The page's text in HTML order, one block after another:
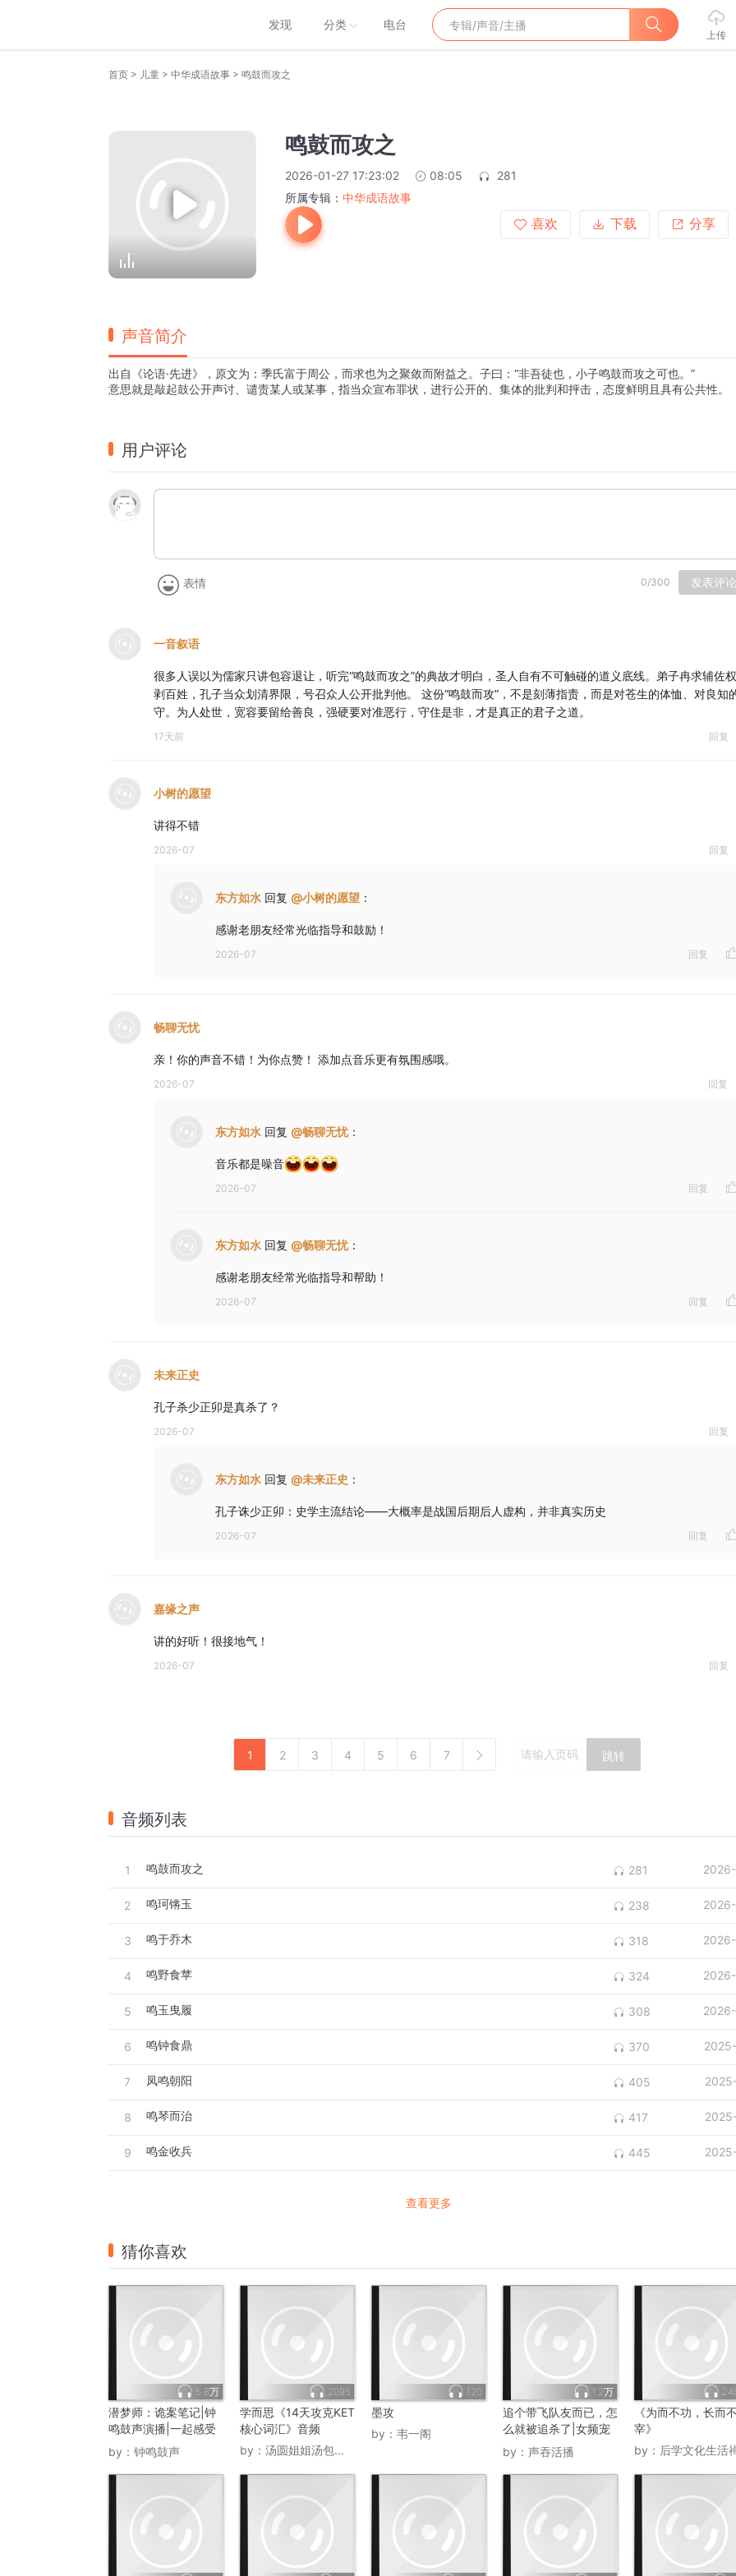
发现 分类 电台
上传
首页 > 儿童 > 中华成语故事 > 鸣鼓而攻之
鸣鼓而攻之
2026-01-27 17:23:02 08:05
281
所属专辑： 中华成语故事
喜欢
下载 分享
声音简介
出自《论语·先进》，原文为：季氏富于周公，而求也为之聚敛而附益之。子曰：“非吾徒也，小子鸣鼓而攻之可也。”
意思就是敲起鼓公开声讨、谴责某人或某事，指当众宣布罪状，进行公开的、集体的批判和抨击，态度鲜明且具有公共性。
用户评论
表情 0/300 发表评论
一音叙语
很多人误以为儒家只讲包容退让，听完“鸣鼓而攻之”的典故才明白，圣人自有不可触碰的道义底线。弟子冉求辅佐
剥百姓，孔子当众划清界限，号召众人公开批判他。 这份“鸣鼓而攻”，不是刻薄指责，而是对苍生的体恤、对良知
守。为人处世，宽容要留给善良，强硬要对准恶行，守住是非，才是真正的君子之道。
17天前 回复
小树的愿望
讲得不错
2026-07 回复
东方如水 回复 @小树的愿望 ：
感谢老朋友经常光临指导和鼓励！
2026-07 回复
畅聊无忧
亲！你的声音不错！为你点赞！ 添加点音乐更有氛围感哦。
2026-07 回复
东方如水 回复 @畅聊无忧：
音乐都是噪音
2026-07 回复
东方如水 回复 @畅聊无忧：
感谢老朋友经常光临指导和帮助！
2026-07 回复
未来正史
孔子杀少正卯是真杀了？
2026-07 回复
东方如水 回复 @未来正史 ：
孔子诛少正卯：史学主流结论——大概率是战国后期后人虚构，并非真实历史
2026-07 回复
嘉缘之声
讲的好听！很接地气！
2026-07 回复
1 2 3 4 5 6 7 跳转
音频列表
1 鸣鼓而攻之 281
2 鸣珂锵玉 238
3 鸣于乔木 318
4 鸣野食苹 324
5 鸣玉曳履 308
6 鸣钟食鼎 370
7 凤鸣朝阳 405
8 鸣琴而治 417
9 鸣金收兵 445
查看更多
猜你喜欢
5.8万
潜梦师：诡案笔记|钟
鸣鼓声演播|一起感受
恐怖、诡异的声觉盛
宴！
by： 钟鸣鼓声
2095
学而思《14天攻克KET
核心词汇》音频
by： 汤圆姐姐汤包妹妹
120
墨攻
by： 韦一阁
1.2万
追个带飞队友而已，怎
么就被追杀了|女频宠
文|攻略
by： 声吞活播
《为而不功，长而
宰》
by： 后学文化生活